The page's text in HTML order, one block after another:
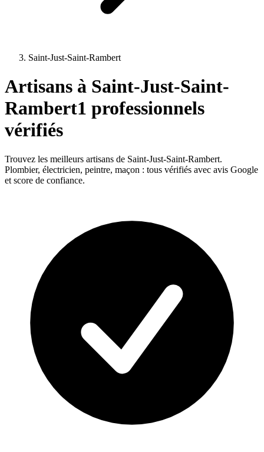
Saint-Just-Saint-Rambert
Artisans à Saint-Just-Saint-
Rambert1 professionnels
vérifiés
Trouvez les meilleurs artisans de Saint-Just-Saint-Rambert.
Plombier, électricien, peintre, maçon : tous vérifiés avec avis Google
et score de confiance.